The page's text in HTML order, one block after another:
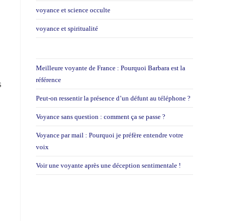
voyance et science occulte
voyance et spiritualité
Meilleure voyante de France : Pourquoi Barbara est la
référence
Peut-on ressentir la présence d’un défunt au téléphone ?
Voyance sans question : comment ça se passe ?
Voyance par mail : Pourquoi je préfère entendre votre
voix
Voir une voyante après une déception sentimentale !